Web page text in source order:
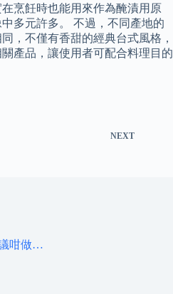
烹飪時也能用來作為醃漬用原
多元許多。 不過，不同產地的
，不僅有香甜的經典台式風格，
產品，讓使用者可配合料理目的
NEXT
咁做…